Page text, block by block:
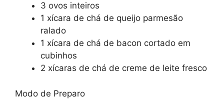
3 ovos inteiros
1 xícara de chá de queijo parmesão
ralado
1 xícara de chá de bacon cortado em
cubinhos
2 xícaras de chá de creme de leite fresco
Modo de Preparo